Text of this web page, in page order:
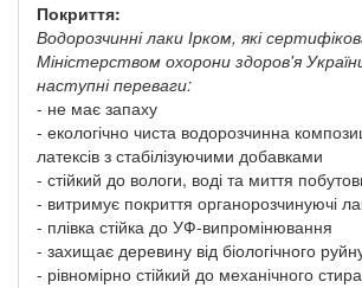
Покриття:
Водорозчинні лаки Ірком, які
Міністерством охорони здоров'я
наступні переваги:
- не має запаху
- екологічно чиста водорозчинна
латексів з стабілізуючими добавками
- стійкий до вологи, воді та миття
- витримує покриття органорозчинуючі
- плівка стійка до УФ-випромінювання
- захищає деревину від біологічного
- рівномірно стійкий до механічного